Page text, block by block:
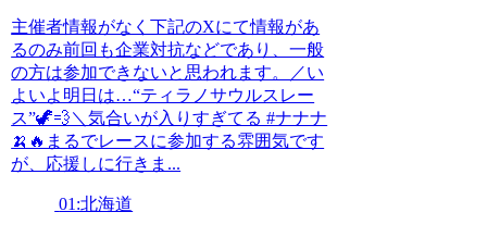
主催者情報がなく下記のXにて情報があ
るのみ前回も企業対抗などであり、一般
の方は参加できないと思われます。／い
よいよ明日は…“ティラノサウルスレー
ス”🦖💨＼気合いが入りすぎてる #ナナナ
🍌🔥まるでレースに参加する雰囲気です
が、応援しに行きま...
01:北海道